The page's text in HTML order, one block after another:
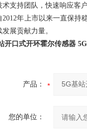
术支持团队，快速响应客
2012年上市以来一直保持
展贡献力量。
开口式开环霍尔传感器
产品：
您的单位：